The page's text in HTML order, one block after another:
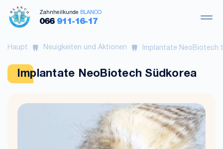
Zahnheilkunde BLANCO
066911-16-17
Haupt Neuigkeiten und Aktionen Implantate NeoBiotech
Implantate NeoBiotech Südkorea